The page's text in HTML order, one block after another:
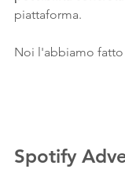
piattaforma.
Noi l'abbiamo
Spotify